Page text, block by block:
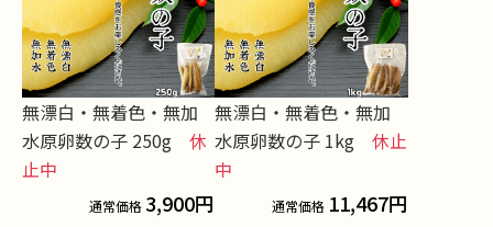
無漂白・無着色・無加
水原卵数の子 250g 休
止中
通常価格 3,900円
無漂白・無着色・無加
水原卵数の子 1kg休止
中
通常価格 11,467円